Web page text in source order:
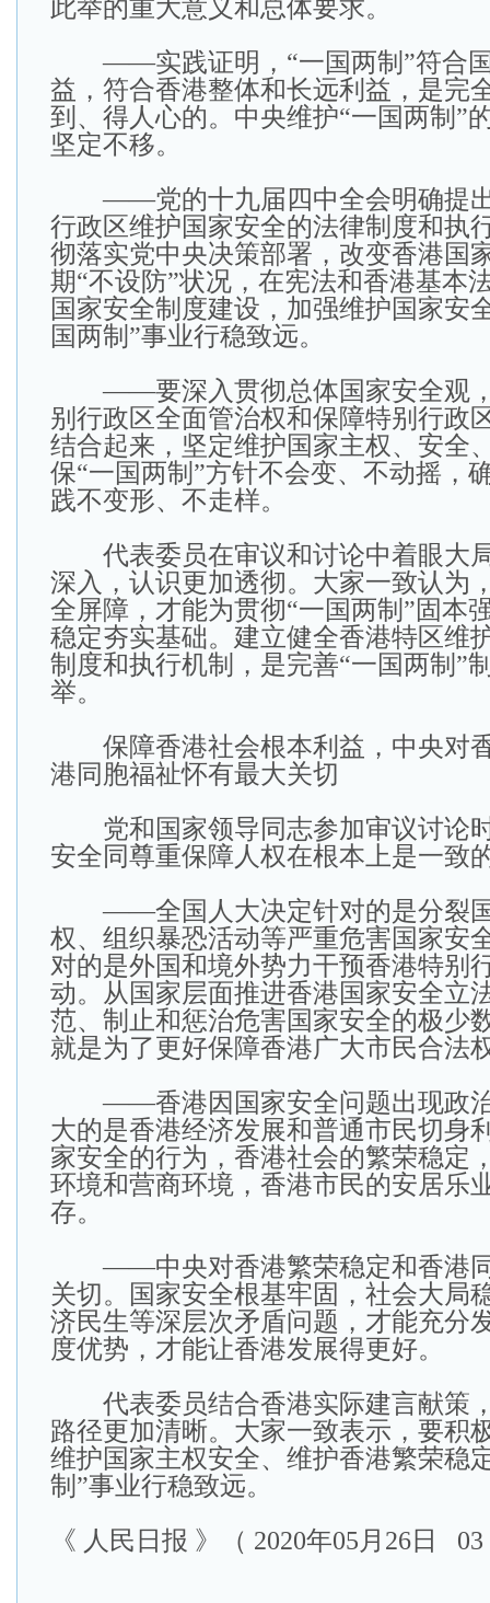
此举的重大意义和总体要求。
——实践证明，“一国两制”符合国
益，符合香港整体和长远利益，是完
到、得人心的。中央维护“一国两制”
坚定不移。
——党的十九届四中全会明确提出
行政区维护国家安全的法律制度和执
彻落实党中央决策部署，改变香港国
期“不设防”状况，在宪法和香港基本
国家安全制度建设，加强维护国家安
国两制”事业行稳致远。
——要深入贯彻总体国家安全观，
别行政区全面管治权和保障特别行政
结合起来，坚定维护国家主权、安全
保“一国两制”方针不会变、不动摇，
践不变形、不走样。
代表委员在审议和讨论中着眼大
深入，认识更加透彻。大家一致认为
全屏障，才能为贯彻“一国两制”固本
稳定夯实基础。建立健全香港特区维
制度和执行机制，是完善“一国两制”
举。
保障香港社会根本利益，中央对
港同胞福祉怀有最大关切
党和国家领导同志参加审议讨论
安全同尊重保障人权在根本上是一致
——全国人大决定针对的是分裂国
权、组织暴恐活动等严重危害国家安
对的是外国和境外势力干预香港特别
动。从国家层面推进香港国家安全立
范、制止和惩治危害国家安全的极少
就是为了更好保障香港广大市民合法
——香港因国家安全问题出现政治
大的是香港经济发展和普通市民切身
家安全的行为，香港社会的繁荣稳定
环境和营商环境，香港市民的安居乐
存。
——中央对香港繁荣稳定和香港同
关切。国家安全根基牢固，社会大局
济民生等深层次矛盾问题，才能充分
度优势，才能让香港发展得更好。
代表委员结合香港实际建言献策
路径更加清晰。大家一致表示，要积
维护国家主权安全、维护香港繁荣稳
制”事业行稳致远。
《 人民日报 》（ 2020年05月26日